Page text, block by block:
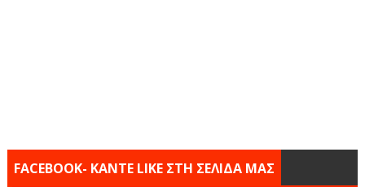
FACEBOOK- KANTE LIKE ΣΤΗ ΣΕΛΙΔΑ ΜΑΣ